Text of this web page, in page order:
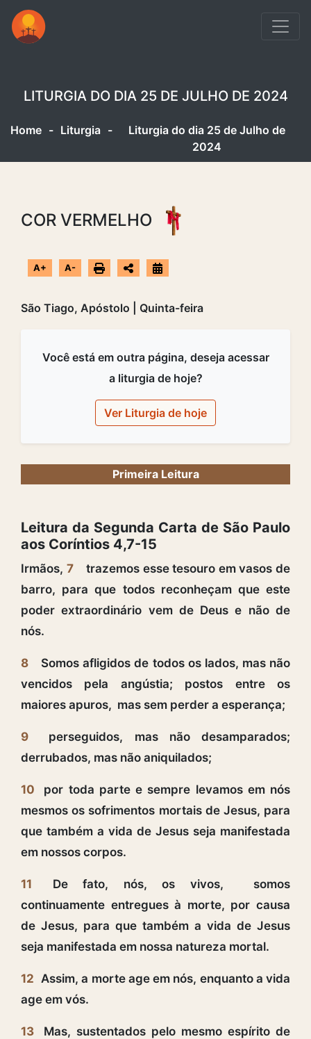
LITURGIA DO DIA 25 DE JULHO DE 2024
Home - Liturgia -
Liturgia do dia 25 de Julho de
2024
COR VERMELHO
A+ A-
São Tiago, Apóstolo | Quinta-feira
Você está em outra página, deseja acessar
a liturgia de hoje?
Ver Liturgia de hoje
Primeira Leitura
Leitura da Segunda Carta de São Paulo
aos Coríntios 4,7-15
Irmãos, 7
trazemos esse tesouro em vasos de
barro, para que todos reconheçam que este
poder extraordinário vem de Deus e não de
nós.
8
Somos afligidos de todos os lados, mas não
vencidos pela angústia; postos entre os
maiores apuros, mas sem perder a esperança;
9
perseguidos, mas não desamparados;
derrubados, mas não aniquilados;
10
por toda parte e sempre levamos em nós
mesmos os sofrimentos mortais de Jesus, para
que também a vida de Jesus seja manifestada
em nossos corpos.
11
De fato, nós, os vivos, somos
continuamente entregues à morte, por causa
de Jesus, para que também a vida de Jesus
seja manifestada em nossa natureza mortal.
12 Assim, a morte age em nós, enquanto a vida
age em vós.
13
Mas, sustentados pelo mesmo espírito de